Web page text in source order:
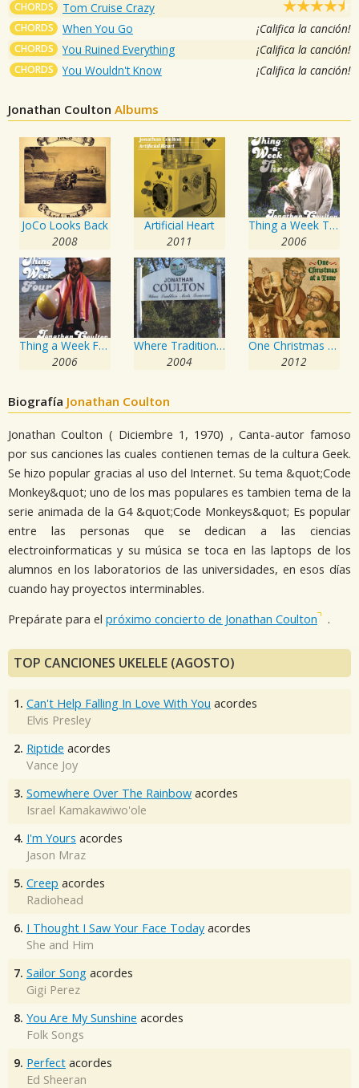
CHORDS Tom Cruise Crazy
CHORDS When You Go ¡Califica la canción!
CHORDS You Ruined Everything ¡Califica la canción!
CHORDS You Wouldn't Know ¡Califica la canción!
Jonathan Coulton Albums
JoCo Looks Back
2008
Artificial Heart
2011
Thing a Week Three
2006
Thing a Week Four
2006
Where Tradition Meets Tomorrow
2004
One Christmas At a Time
2012
Biografía Jonathan Coulton
Jonathan Coulton ( Diciembre 1, 1970) , Canta-autor famoso
por sus canciones las cuales contienen temas de la cultura Geek.
Se hizo popular gracias al uso del Internet. Su tema &quot;Code
Monkey&quot; uno de los mas populares es tambien tema de la
serie animada de la G4 &quot;Code Monkeys&quot; Es popular
entre las personas que se dedican a las ciencias
electroinformaticas y su música se toca en las laptops de los
alumnos en los laboratorios de las universidades, en esos días
cuando hay proyectos interminables.
Prepárate para el próximo concierto de Jonathan Coulton .
TOP CANCIONES UKELELE (AGOSTO)
1. Can't Help Falling In Love With You acordes
Elvis Presley
2. Riptide acordes
Vance Joy
3. Somewhere Over The Rainbow acordes
Israel Kamakawiwo'ole
4. I'm Yours acordes
Jason Mraz
5. Creep acordes
Radiohead
6. I Thought I Saw Your Face Today acordes
She and Him
7. Sailor Song acordes
Gigi Perez
8. You Are My Sunshine acordes
Folk Songs
9. Perfect acordes
Ed Sheeran